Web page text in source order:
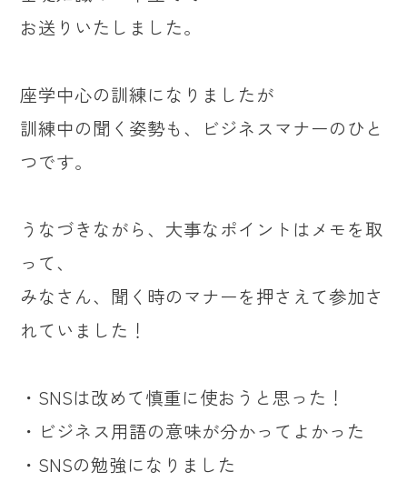
お送りいたしました。
座学中心の訓練になりましたが
訓練中の聞く姿勢も、ビジネスマナーのひと
つです。
うなづきながら、大事なポイントはメモを取
って、
みなさん、聞く時のマナーを押さえて参加さ
れていました！
・SNSは改めて慎重に使おうと思った！
・ビジネス用語の意味が分かってよかった
・SNSの勉強になりました